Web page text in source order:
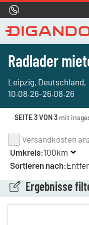
Radlader
Leipzig, Deutschland,
10.08.26-26.08.26
SEITE 3 VON 3mit
Ergebnisse
Versandkosten
Umkreis:100km
Sortieren nach: